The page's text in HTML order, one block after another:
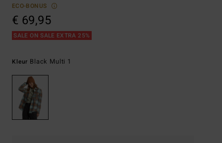
ECO-BONUS
€ 69,95
SALE ON SALE EXTRA 25%
Kleur Black Multi 1